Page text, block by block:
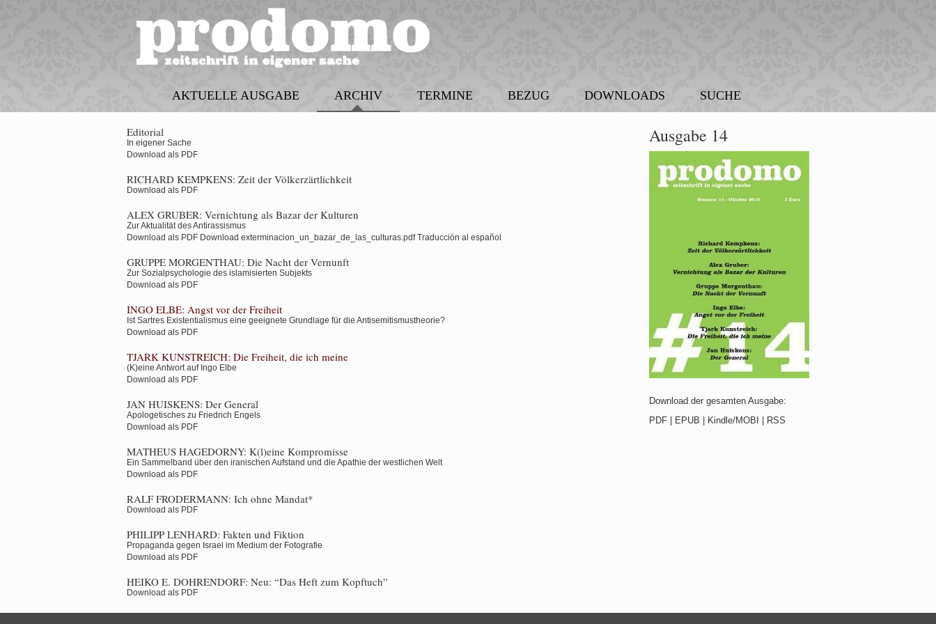
AKTUELLE AUSGABE ARCHIV TERMINE BEZUG DOWNLOADS SUCHE
Editorial
In eigener Sache
Download als PDF
RICHARD KEMPKENS: Zeit der Völkerzärtlichkeit
Download als PDF
ALEX GRUBER: Vernichtung als Bazar der Kulturen
Zur Aktualität des Antirassismus
Download als PDF Download exterminacion_un_bazar_de_las_culturas.pdf Traducción al español
GRUPPE MORGENTHAU: Die Nacht der Vernunft
Zur Sozialpsychologie des islamisierten Subjekts
Download als PDF
INGO ELBE: Angst vor der Freiheit
Ist Sartres Existentialismus eine geeignete Grundlage für die Antisemitismustheorie?
Download als PDF
TJARK KUNSTREICH: Die Freiheit, die ich meine
(K)eine Antwort auf Ingo Elbe
Download als PDF
JAN HUISKENS: Der General
Apologetisches zu Friedrich Engels
Download als PDF
MATHEUS HAGEDORNY: K(l)eine Kompromisse
Ein Sammelband über den iranischen Aufstand und die Apathie der westlichen Welt
Download als PDF
RALF FRODERMANN: Ich ohne Mandat*
Download als PDF
PHILIPP LENHARD: Fakten und Fiktion
Propaganda gegen Israel im Medium der Fotografie
Download als PDF
HEIKO E. DOHRENDORF: Neu: “Das Heft zum Kopftuch”
Download als PDF
Ausgabe 14
Download der gesamten Ausgabe:
PDF | EPUB | Kindle/MOBI | RSS